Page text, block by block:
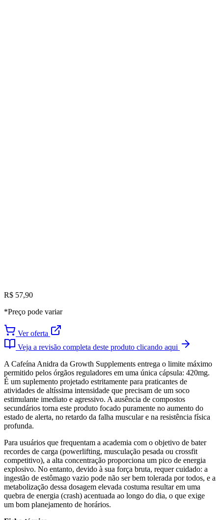
R$ 57,90
*Preço pode variar
Ver oferta
Veja a revisão completa deste produto clicando aqui
A Cafeína Anidra da Growth Supplements entrega o limite máximo
permitido pelos órgãos reguladores em uma única cápsula: 420mg.
É um suplemento projetado estritamente para praticantes de
atividades de altíssima intensidade que precisam de um soco
estimulante imediato e agressivo. A ausência de compostos
secundários torna este produto focado puramente no aumento do
estado de alerta, no retardo da falha muscular e na resistência física
profunda.
Para usuários que frequentam a academia com o objetivo de bater
recordes de carga (powerlifting, musculação pesada ou crossfit
competitivo), a alta concentração proporciona um pico de energia
explosivo. No entanto, devido à sua força bruta, requer cuidado: a
ingestão de estômago vazio pode não ser bem tolerada por todos, e a
metabolização dessa dosagem elevada costuma resultar em uma
quebra de energia (crash) acentuada ao longo do dia, o que exige
um bom planejamento de horários.